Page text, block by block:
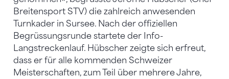
Breitensport STV) die zahlreich anwesenden
Turnkader in Sursee. Nach der offiziellen
Begrüssungsrunde startete der Info-
Langstreckenlauf. Hübscher zeigte sich erfreut,
dass er für alle kommenden Schweizer
Meisterschaften, zum Teil über mehrere Jahre,